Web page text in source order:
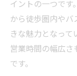
個別対
力
施術前
身体の
イントの一つです
から徒歩圏内や
きな魅力となっ
営業時間の幅広
です。